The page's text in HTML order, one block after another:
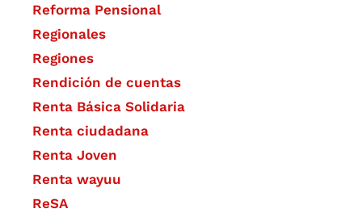
Reforma Pensional
Regionales
Regiones
Rendición de cuentas
Renta Básica Solidaria
Renta ciudadana
Renta Joven
Renta wayuu
ReSA